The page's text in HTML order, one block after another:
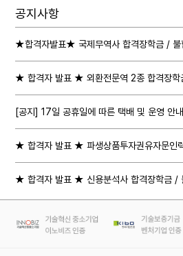
공지사항
[공지] 17일 공휴일에 따른 택배 및 운영 안내